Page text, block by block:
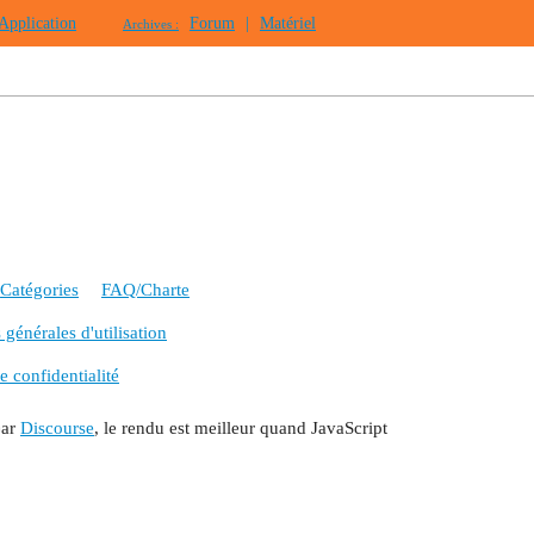
Archives : Forum Matériel
Catégories FAQ/Charte
d'utilisation
confidentialité
Discourse, le rendu est meilleur quand JavaScript